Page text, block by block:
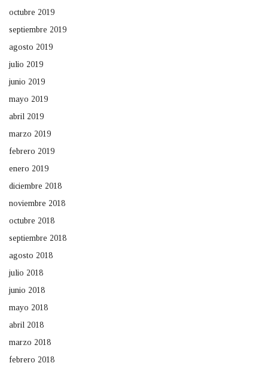
octubre 2019
septiembre 2019
agosto 2019
julio 2019
junio 2019
mayo 2019
abril 2019
marzo 2019
febrero 2019
enero 2019
diciembre 2018
noviembre 2018
octubre 2018
septiembre 2018
agosto 2018
julio 2018
junio 2018
mayo 2018
abril 2018
marzo 2018
febrero 2018